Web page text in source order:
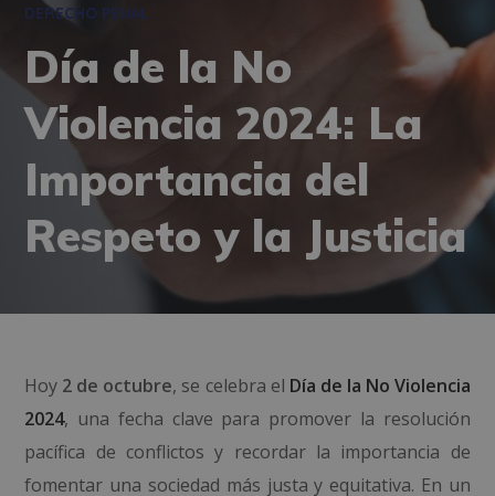
DERECHO PENAL
Día de la No
Violencia 2024: La
Importancia del
Respeto y la Justicia
Hoy 2 de octubre, se celebra el Día de la No Violencia
2024, una fecha clave para promover la resolución
pacífica de conflictos y recordar la importancia de
fomentar una sociedad más justa y equitativa. En un